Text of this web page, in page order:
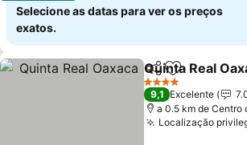
Selecione as datas para ver os preços
exatos.
PartilharAdicionar
Quinta Real
4 Estrelas
9,1 Excelente
a 0.5 km de Centro
Localização